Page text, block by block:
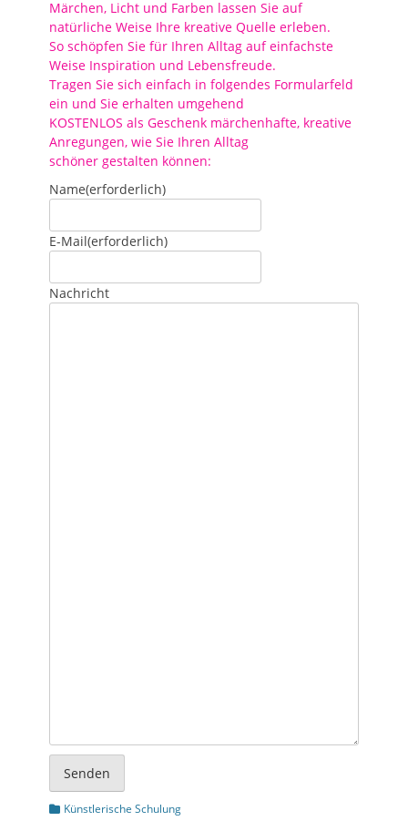
Märchen, Licht und Farben lassen Sie auf
natürliche Weise Ihre kreative Quelle erleben.
So schöpfen Sie für Ihren Alltag auf einfachste
Weise Inspiration und Lebensfreude.
Tragen Sie sich einfach in folgendes Formularfeld
ein und Sie erhalten umgehend
KOSTENLOS als Geschenk märchenhafte, kreative
Anregungen, wie Sie Ihren Alltag
schöner gestalten können:
Name(erforderlich)
E-Mail(erforderlich)
Nachricht
Senden
Kategorien
Künstlerische Schulung